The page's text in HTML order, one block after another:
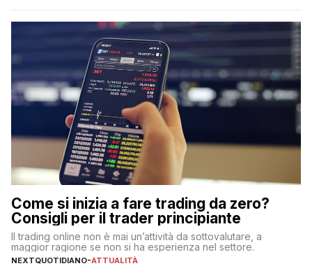
Come si inizia a fare trading da zero?
Consigli per il trader principiante
Il trading online non è mai un’attività da sottovalutare, a
maggior ragione se non si ha esperienza nel settore.
NEXTQUOTIDIANO-ATTUALITÀ